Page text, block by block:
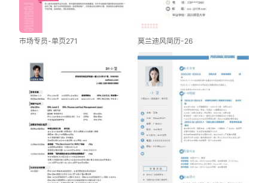
市场专员-单页271 莫兰迪风简历-26